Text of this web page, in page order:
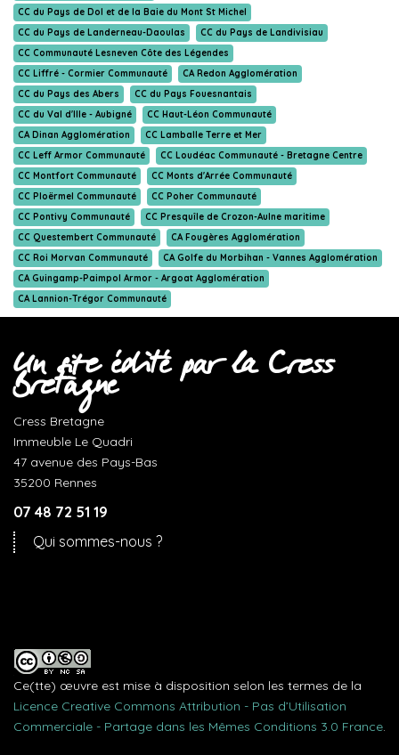
CC du Pays de Dol et de la Baie du Mont St Michel
CC du Pays de Landerneau-Daoulas
CC du Pays de Landivisiau
CC Communauté Lesneven Côte des Légendes
CC Liffré - Cormier Communauté
CA Redon Agglomération
CC du Pays des Abers
CC du Pays Fouesnantais
CC du Val d'Ille - Aubigné
CC Haut-Léon Communauté
CA Dinan Agglomération
CC Lamballe Terre et Mer
CC Leff Armor Communauté
CC Loudéac Communauté - Bretagne Centre
CC Montfort Communauté
CC Monts d'Arrée Communauté
CC Ploërmel Communauté
CC Poher Communauté
CC Pontivy Communauté
CC Presquîle de Crozon-Aulne maritime
CC Questembert Communauté
CA Fougères Agglomération
CC Roi Morvan Communauté
CA Golfe du Morbihan - Vannes Agglomération
CA Guingamp-Paimpol Armor - Argoat Agglomération
CA Lannion-Trégor Communauté
Un site édité par la Cress
Bretagne
Cress Bretagne
Immeuble Le Quadri
47 avenue des Pays-Bas
35200 Rennes
07 48 72 51 19
Qui sommes-nous ?
Ce(tte) œuvre est mise à disposition selon les termes de la
Licence Creative Commons Attribution - Pas d’Utilisation
Commerciale - Partage dans les Mêmes Conditions 3.0 France.